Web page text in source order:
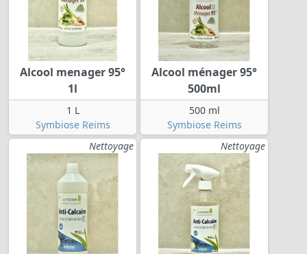
Alcool menager 95°
1l
1 L
Symbiose Reims
Alcool ménager 95°
500ml
500 ml
Symbiose Reims
Nettoyage
Nettoyage